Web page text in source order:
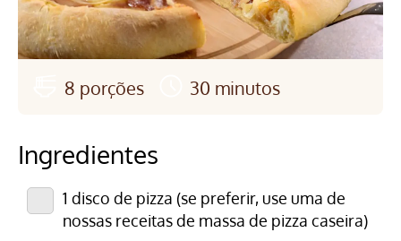
8 porções 30 minutos
Ingredientes
1 disco de pizza (se preferir, use uma de
nossas receitas de massa de pizza caseira)